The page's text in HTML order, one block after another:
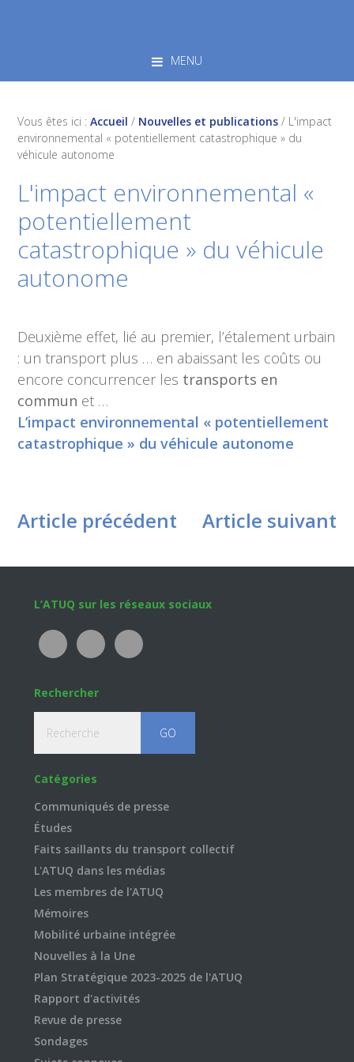
MENU
Vous êtes ici :Accueil / Nouvelles et publications / L'impact
environnemental « potentiellement catastrophique » du
véhicule autonome
L'impact environnemental «
potentiellement
catastrophique » du véhicule
autonome
Deuxième effet, lié au premier, l’étalement urbain
: un transport plus … en abaissant les coûts ou
encore concurrencer les transports en
commun et …
L’impact environnemental « potentiellement
catastrophique » du véhicule autonome
Article précédent Article suivant
Footer
L’ATUQ sur les réseaux sociaux
Rechercher
Catégories
Communiqués de presse
Études
Faits saillants du transport collectif
L'ATUQ dans les médias
Les membres de l'ATUQ
Mémoires
Mobilité urbaine intégrée
Nouvelles à la Une
Plan Stratégique 2023-2025 de l'ATUQ
Rapport d'activités
Revue de presse
Sondages